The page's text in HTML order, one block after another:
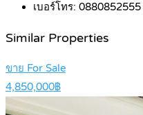
เบอร์โทร: 0880852555
Similar Properties
ขาย For Sale
4,850,000฿